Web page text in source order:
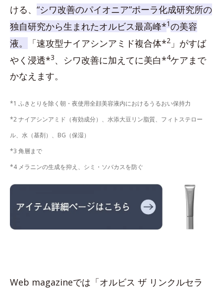
ける、 “シワ改善のパイオニア”ポーラ化成研究所の
独自研究から生まれたオルビス最高峰*1の美容
液。
「速攻型ナイアシンアミド複合体*2 」がすば
やく浸透*3、シワ改善に加えてに美白*4ケアまで
かなえます。
*1 ふきとりを除く朝・夜使用全顔美容液内におけるうるおい保持力
*2 ナイアシンアミド（有効成分）、水添大豆リン脂質、フィトステロー
ル、水（基剤）、BG（保湿）
*3 角層まで
*4 メラニンの生成を抑え、シミ・ソバカスを防ぐ
Web magazineでは「オルビス ザ リンクルセラ